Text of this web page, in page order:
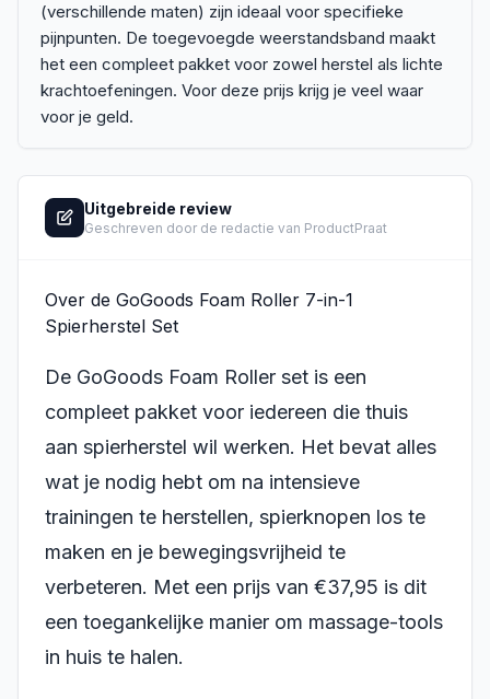
(verschillende maten) zijn ideaal voor specifieke
pijnpunten. De toegevoegde weerstandsband maakt
het een compleet pakket voor zowel herstel als lichte
krachtoefeningen. Voor deze prijs krijg je veel waar
voor je geld.
Uitgebreide review
Geschreven door de redactie van ProductPraat
Over de GoGoods Foam Roller 7-in-1
Spierherstel Set
De GoGoods Foam Roller set is een
compleet pakket voor iedereen die thuis
aan spierherstel wil werken. Het bevat alles
wat je nodig hebt om na intensieve
trainingen te herstellen, spierknopen los te
maken en je bewegingsvrijheid te
verbeteren. Met een prijs van €37,95 is dit
een toegankelijke manier om massage-tools
in huis te halen.